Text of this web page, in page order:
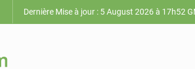
Dernière Mise à jour : 5 August 2026 à 17h52